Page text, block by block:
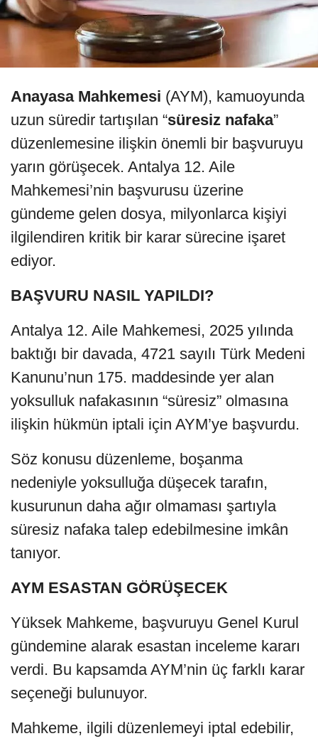
Anayasa Mahkemesi (AYM), kamuoyunda
uzun süredir tartışılan “süresiz nafaka”
düzenlemesine ilişkin önemli bir başvuruyu
yarın görüşecek. Antalya 12. Aile
Mahkemesi’nin başvurusu üzerine
gündeme gelen dosya, milyonlarca kişiyi
ilgilendiren kritik bir karar sürecine işaret
ediyor.
BAŞVURU NASIL YAPILDI?
Antalya 12. Aile Mahkemesi, 2025 yılında
baktığı bir davada, 4721 sayılı Türk Medeni
Kanunu’nun 175. maddesinde yer alan
yoksulluk nafakasının “süresiz” olmasına
ilişkin hükmün iptali için AYM’ye başvurdu.
Söz konusu düzenleme, boşanma
nedeniyle yoksulluğa düşecek tarafın,
kusurunun daha ağır olmaması şartıyla
süresiz nafaka talep edebilmesine imkân
tanıyor.
AYM ESASTAN GÖRÜŞECEK
Yüksek Mahkeme, başvuruyu Genel Kurul
gündemine alarak esastan inceleme kararı
verdi. Bu kapsamda AYM’nin üç farklı karar
seçeneği bulunuyor.
Mahkeme, ilgili düzenlemeyi iptal edebilir,